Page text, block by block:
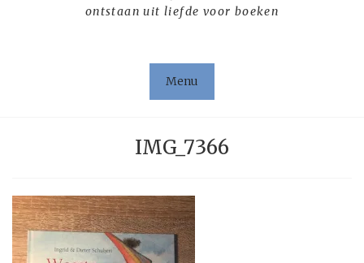
ontstaan uit liefde voor boeken
Menu
IMG_7366